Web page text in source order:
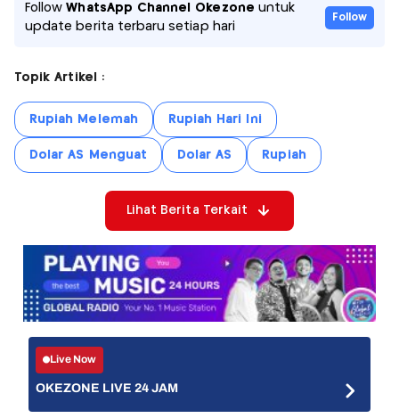
FollowWhatsApp Channel Okezone untuk
update berita terbaru setiap hari
Follow
Topik Artikel :
Rupiah Melemah Rupiah Hari Ini
Dolar AS Menguat Dolar AS Rupiah
Lihat Berita Terkait
Live Now
OKEZONE LIVE 24 JAM